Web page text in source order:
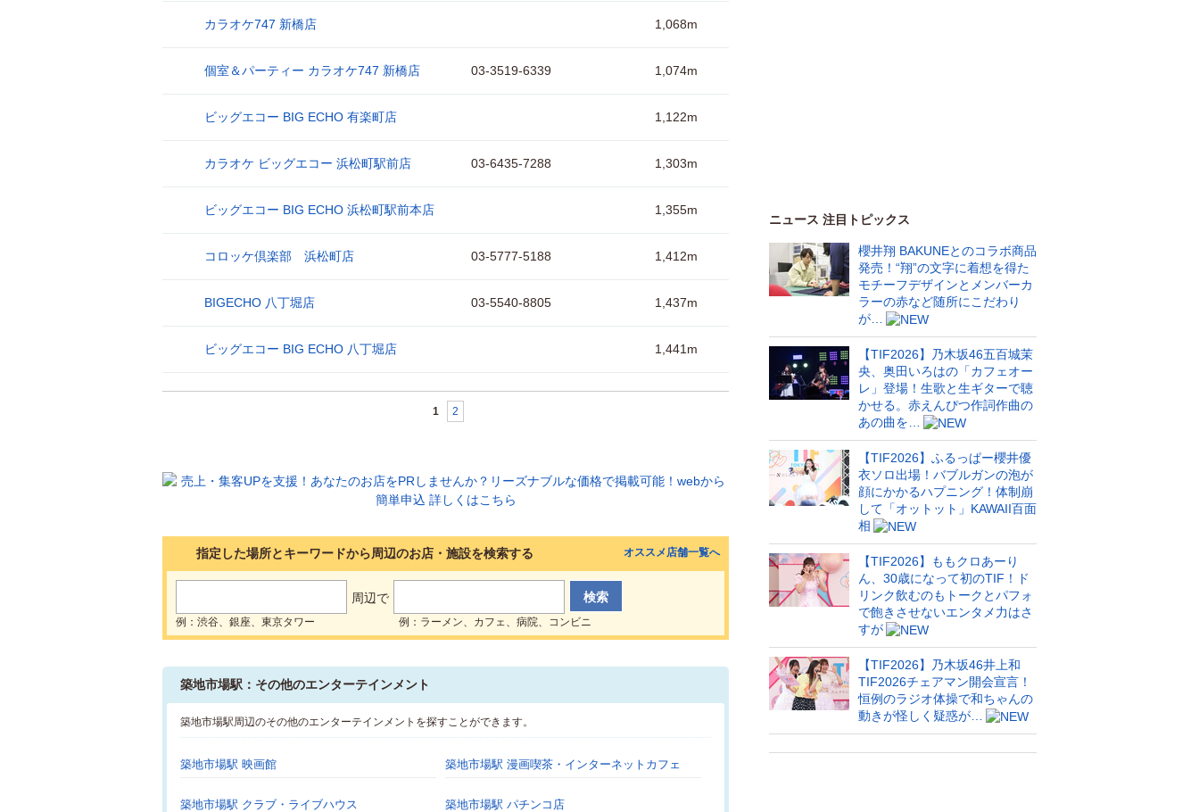
カラオケ747 新橋店 1,068m
個室＆パーティー カラオケ747 新橋店 03-3519-6339 1,074m
ビッグエコー BIG ECHO 有楽町店 1,122m
カラオケ ビッグエコー 浜松町駅前店 03-6435-7288 1,303m
ビッグエコー BIG ECHO 浜松町駅前本店 1,355m
コロッケ倶楽部 浜松町店 03-5777-5188 1,412m
BIGECHO 八丁堀店 03-5540-8805 1,437m
ビッグエコー BIG ECHO 八丁堀店 1,441m
1 2
指定した場所とキーワードから周辺のお店・施設を検索する
周辺で
例：渋谷、銀座、東京タワー 例：ラーメン、カフェ、病院、コンビニ
オススメ店舗一覧へ
築地市場駅：その他のエンターテインメント
築地市場駅周辺のその他のエンターテインメントを探すことができます。
築地市場駅 映画館 築地市場駅 漫画喫茶・インターネットカフェ
築地市場駅 クラブ・ライブハウス 築地市場駅 パチンコ店
ニュース 注目トピックス
櫻井翔 BAKUNEとのコラボ商品
発売！“翔”の文字に着想を得た
モチーフデザインとメンバーカ
ラーの赤など随所にこだわり
が…
【TIF2026】乃木坂46五百城茉
央、奥田いろはの「カフェオー
レ」登場！生歌と生ギターで聴
かせる。赤えんぴつ作詞作曲の
あの曲を…
【TIF2026】ふるっぱー櫻井優
衣ソロ出場！バブルガンの泡が
顔にかかるハプニング！体制崩
して「オットット」KAWAII百面
相
【TIF2026】ももクロあーり
ん、30歳になって初のTIF！ド
リンク飲むのもトークとパフォ
で飽きさせないエンタメ力はさ
すが
【TIF2026】乃木坂46井上和
TIF2026チェアマン開会宣言！
恒例のラジオ体操で和ちゃんの
動きが怪しく疑惑が…